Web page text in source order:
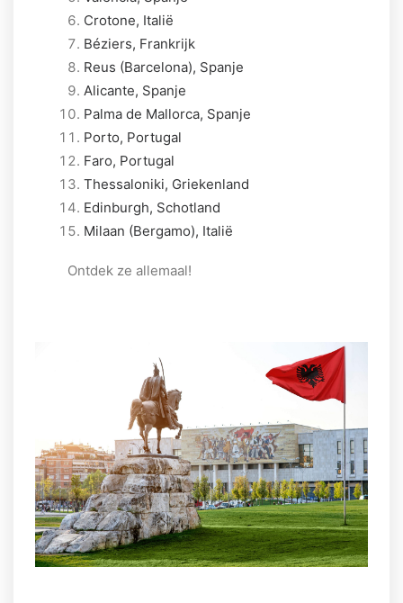
Crotone, Italië
Béziers, Frankrijk
Reus (Barcelona), Spanje
Alicante, Spanje
Palma de Mallorca, Spanje
Porto, Portugal
Faro, Portugal
Thessaloniki, Griekenland
Edinburgh, Schotland
Milaan (Bergamo), Italië
Ontdek ze allemaal!